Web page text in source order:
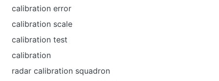
calibration error
calibration scale
calibration test
calibration
radar calibration squadron